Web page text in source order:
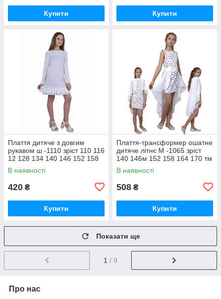
Купити Купити
Плаття дитяче з довгим
рукавом ш -1110 зріст 110 116
12 128 134 140 146 152 158
16 трикотажне
В наявності
420 ₴
Купити
Плаття-трансформер ошатне
дитяче літнє М -1065 зріст
140 146м 152 158 164 170 тм
"Попілкушка"
В наявності
508 ₴
Купити
Показати ще
1 / 9
Про нас